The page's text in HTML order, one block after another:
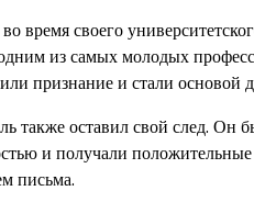
время своего
из самых молодых
признание и стали основой
также оставил свой след.
и получали
письма.